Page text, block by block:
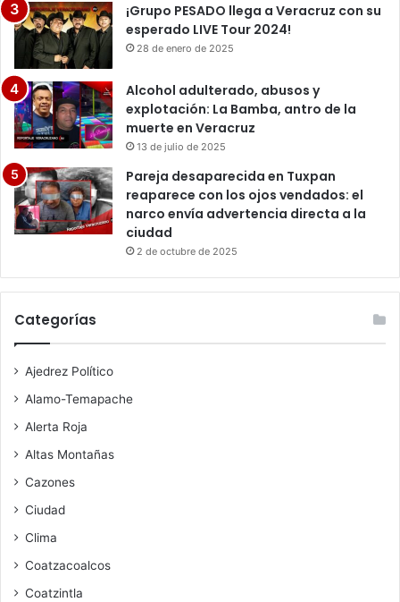
¡Grupo PESADO llega a Veracruz con su
esperado LIVE Tour 2024!
28 de enero de 2025
Alcohol adulterado, abusos y
explotación: La Bamba, antro de la
muerte en Veracruz
13 de julio de 2025
Pareja desaparecida en Tuxpan
reaparece con los ojos vendados: el
narco envía advertencia directa a la
ciudad
2 de octubre de 2025
Categorías
Ajedrez Político
Alamo-Temapache
Alerta Roja
Altas Montañas
Cazones
Ciudad
Clima
Coatzacoalcos
Coatzintla